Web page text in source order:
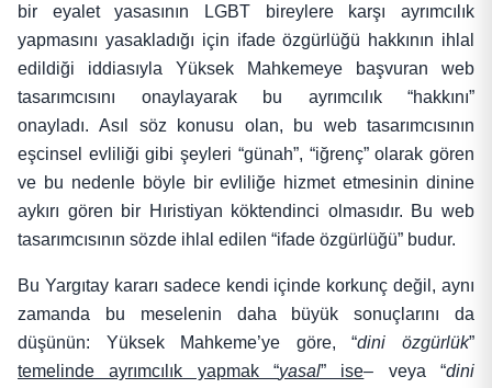
bir eyalet yasasının LGBT bireylere karşı ayrımcılık
yapmasını yasakladığı için ifade özgürlüğü hakkının ihlal
edildiği iddiasıyla Yüksek Mahkemeye başvuran web
tasarımcısını onaylayarak bu ayrımcılık “hakkını”
onayladı. Asıl söz konusu olan, bu web tasarımcısının
eşcinsel evliliği gibi şeyleri “günah”, “iğrenç” olarak gören
ve bu nedenle böyle bir evliliğe hizmet etmesinin dinine
aykırı gören bir Hıristiyan köktendinci olmasıdır. Bu web
tasarımcısının sözde ihlal edilen “ifade özgürlüğü” budur.
Bu Yargıtay kararı sadece kendi içinde korkunç değil, aynı
zamanda bu meselenin daha büyük sonuçlarını da
düşünün: Yüksek Mahkeme’ye göre, “dini özgürlük”
temelinde ayrımcılık yapmak “yasal” ise– veya “dini